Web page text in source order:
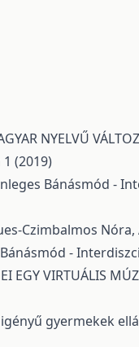
NYELVŰ
(2019)
Bánásmód -
Czimbalmos Nóra,
-
EGY VIRTUÁLIS
gyermekek